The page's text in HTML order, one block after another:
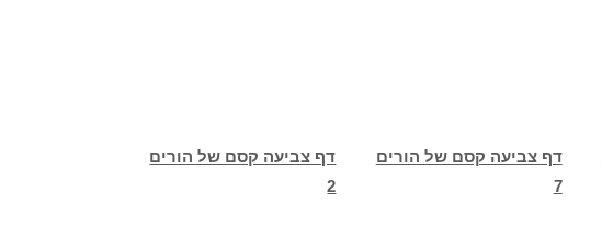
דף צביעה קסם של הורים
2
דף צביעה קסם של הורים
7